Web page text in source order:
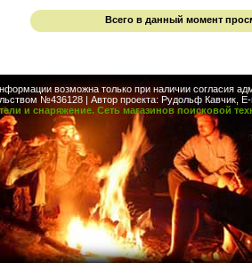
Всего в данный момент
возможна только при наличии согласия
№436128 | Автор проекта: Рудольф Кавчик,
и снаряжение. Сеть магазинов поисковой